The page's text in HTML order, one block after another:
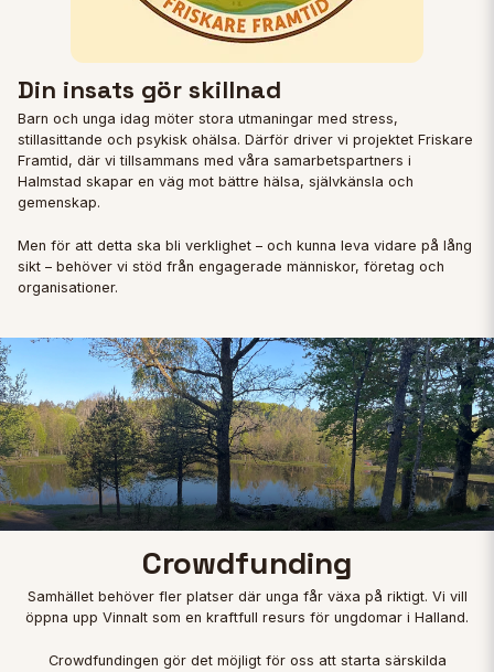
Din insats gör skillnad
Barn och unga idag möter stora utmaningar med stress,
stillasittande och psykisk ohälsa. Därför driver vi projektet Friskare
Framtid, där vi tillsammans med våra samarbetspartners i
Halmstad skapar en väg mot bättre hälsa, självkänsla och
gemenskap.
Men för att detta ska bli verklighet – och kunna leva vidare på lång
sikt – behöver vi stöd från engagerade människor, företag och
organisationer.
Crowdfunding
Samhället behöver fler platser där unga får växa på riktigt. Vi vill
öppna upp Vinnalt som en kraftfull resurs för ungdomar i Halland.
Crowdfundingen gör det möjligt för oss att starta särskilda